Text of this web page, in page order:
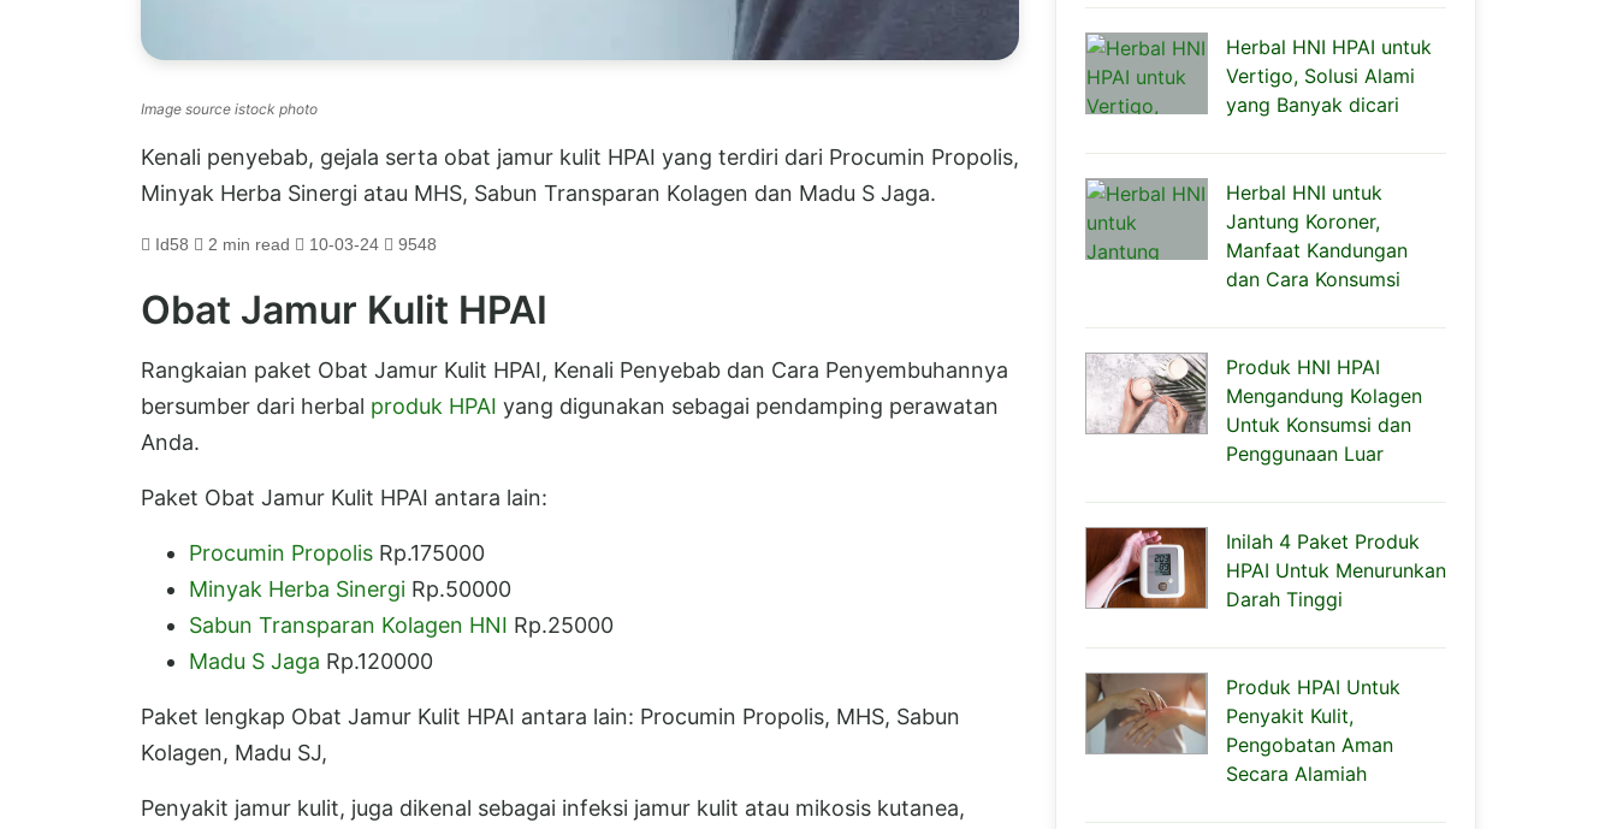
Image source istock photo
Kenali penyebab, gejala serta obat jamur kulit HPAI yang terdiri dari Procumin Propolis,
Minyak Herba Sinergi atau MHS, Sabun Transparan Kolagen dan Madu S Jaga.
Id58 2 min read 10-03-24 9548
Obat Jamur Kulit HPAI
Rangkaian paket Obat Jamur Kulit HPAI, Kenali Penyebab dan Cara Penyembuhannya
bersumber dari herbal produk HPAI yang digunakan sebagai pendamping perawatan
Anda.
Paket Obat Jamur Kulit HPAI antara lain:
Procumin Propolis Rp.175000
Minyak Herba Sinergi Rp.50000
Sabun Transparan Kolagen HNI Rp.25000
Madu S Jaga Rp.120000
Paket lengkap Obat Jamur Kulit HPAI antara lain: Procumin Propolis, MHS, Sabun
Kolagen, Madu SJ,
Penyakit jamur kulit, juga dikenal sebagai infeksi jamur kulit atau mikosis kutanea,
Herbal HNI HPAI untuk
Vertigo, Solusi Alami
yang Banyak dicari
Herbal HNI untuk
Jantung Koroner,
Manfaat Kandungan
dan Cara Konsumsi
Produk HNI HPAI
Mengandung Kolagen
Untuk Konsumsi dan
Penggunaan Luar
Inilah 4 Paket Produk
HPAI Untuk Menurunkan
Darah Tinggi
Produk HPAI Untuk
Penyakit Kulit,
Pengobatan Aman
Secara Alamiah